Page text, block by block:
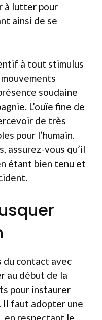
à lutter pour
ainsi de se
à tout stimulus
soudaine
L’ouïe fine de
de très
pour l’humain.
assurez-vous qu’il
étant bien tenu et
contact avec
au début de la
pour instaurer
Il faut adopter une